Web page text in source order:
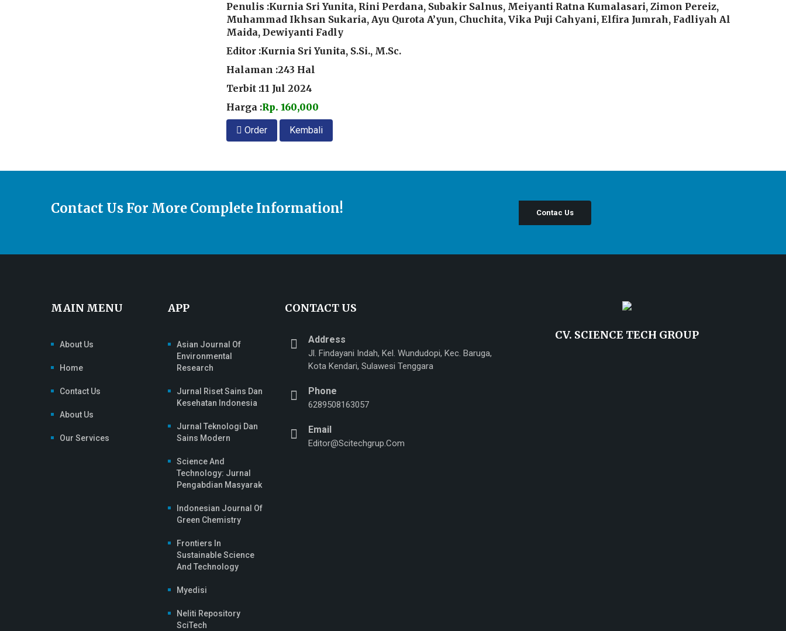
Penulis :Kurnia Sri Yunita, Rini Perdana, Subakir Salnus, Meiyanti Ratna Kumalasari, Zimon Pereiz,
Muhammad Ikhsan Sukaria, Ayu Qurota A’yun, Chuchita, Vika Puji Cahyani, Elfira Jumrah, Fadliyah Al
Maida, Dewiyanti Fadly
Editor :Kurnia Sri Yunita, S.Si., M.Sc.
Halaman :243 Hal
Terbit :11 Jul 2024
Harga :Rp. 160,000
Order Kembali
Contact Us For More Complete Information! Contac Us
MAIN MENU
About Us
Home
Contact Us
About Us
Our Services
APP
Asian Journal Of
Environmental
Research
Jurnal Riset Sains Dan
Kesehatan Indonesia
Jurnal Teknologi Dan
Sains Modern
Science And
Technology: Jurnal
Pengabdian Masyarak
Indonesian Journal Of
Green Chemistry
Frontiers In
Sustainable Science
And Technology
Myedisi
Neliti Repository
SciTech
CONTACT US
Address
Jl. Findayani Indah, Kel. Wundudopi, Kec. Baruga,
Kota Kendari, Sulawesi Tenggara
Phone
6289508163057
Email
Editor@scitechgrup.com
CV. SCIENCE TECH GROUP